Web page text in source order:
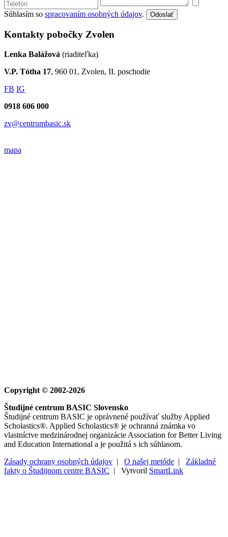
Súhlasím so spracovaním osobných údajov. Odoslať
Kontakty pobočky Zvolen
Lenka Balážová (riaditeľka)
V.P. Tótha 17, 960 01, Zvolen, II. poschodie
FB IG
0918 606 000
zv@centrumbasic.sk
mapa
Copyright © 2002-2026
Študijné centrum BASIC Slovensko
Študijné centrum BASIC je oprávnené používať služby Applied
Scholastics®. Applied Scholastics® je ochranná známka vo
vlastníctve medzinárodnej organizácie Association for Better Living
and Education International a je použitá s ich súhlasom.
Zásady ochrany osobných údajov | O našej metóde | Základné
fakty o Študijnom centre BASIC | Vytvoril SmartLink